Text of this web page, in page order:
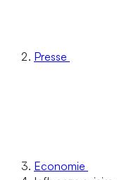
Presse
Economie